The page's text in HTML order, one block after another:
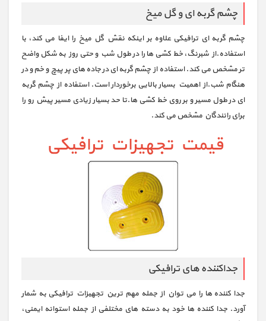
چشم گربه ای و گل میخ
چشم گربه ای ترافیکی علاوه بر اینکه نقش گل میخ را ایفا می کند، با
استفاده.از شبرنگ، خط کشی ها را در طول شب و حتی روز به شکل واضح
تر مشخص می کند. استفاده از چشم گربه ای در جاده های پر پیچ و خم و در
هنگام شب.از اهمیت بسیار بالایی برخوردار است. استفاده از چشم گربه
ای در طول مسیر و بر روی خط کشی ها.تا حد بسیار زیادی مسیر پیش رو را
برای رانندگان مشخص می کند.
قیمت تجهیزات ترافیکی
جداکننده های ترافیکی
جدا کننده ها را می توان از جمله مهم ترین تجهیزات ترافیکی به شمار
آورد. جدا کننده ها خود به دسته های مختلفی از جمله استوانه ایمنی،